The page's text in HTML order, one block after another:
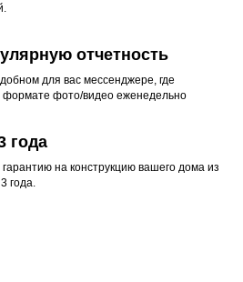
отчетность
для вас мессенджере, где
формате фото/видео еженедельно
года
на конструкцию вашего дома из
года.